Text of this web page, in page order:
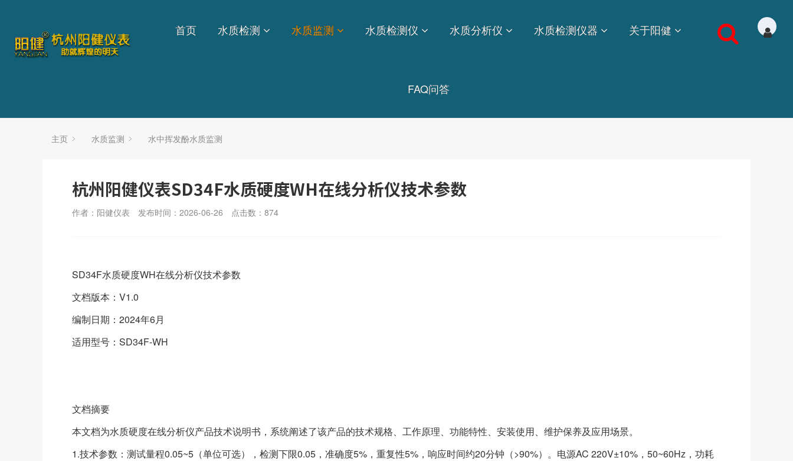
首页 水质检测 水质监测 水质检测仪 水质分析仪 水质检测仪器 关于阳健
FAQ问答
主页 水质监测 水中挥发酚水质监测
杭州阳健仪表SD34F水质硬度WH在线分析仪技术参数
作者：阳健仪表 发布时间：2026-06-26 点击数： 874
SD34F水质硬度WH在线分析仪技术参数
文档版本：V1.0
编制日期：2024年6月
适用型号：SD34F-WH
文档摘要
本文档为水质硬度在线分析仪产品技术说明书，系统阐述了该产品的技术规格、工作原理、功能特性、安装使用、维护保养及应用场景。
1.技术参数：测试量程0.05~5（单位可选），检测下限0.05，准确度5%，重复性5%，响应时间约20分钟（>90%）。电源AC 220V±10%，50~60Hz，功耗